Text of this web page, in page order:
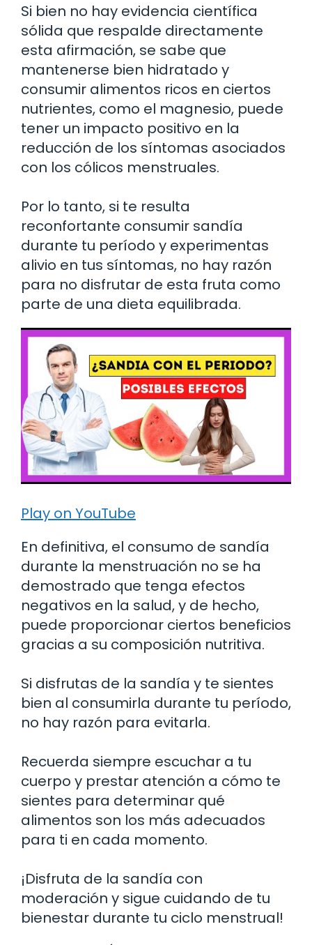
Si bien no hay evidencia científica
sólida que respalde directamente
esta afirmación, se sabe que
mantenerse bien hidratado y
consumir alimentos ricos en ciertos
nutrientes, como el magnesio, puede
tener un impacto positivo en la
reducción de los síntomas asociados
con los cólicos menstruales.
Por lo tanto, si te resulta
reconfortante consumir sandía
durante tu período y experimentas
alivio en tus síntomas, no hay razón
para no disfrutar de esta fruta como
parte de una dieta equilibrada.
Play on YouTube
En definitiva, el consumo de sandía
durante la menstruación no se ha
demostrado que tenga efectos
negativos en la salud, y de hecho,
puede proporcionar ciertos beneficios
gracias a su composición nutritiva.
Si disfrutas de la sandía y te sientes
bien al consumirla durante tu período,
no hay razón para evitarla.
Recuerda siempre escuchar a tu
cuerpo y prestar atención a cómo te
sientes para determinar qué
alimentos son los más adecuados
para ti en cada momento.
¡Disfruta de la sandía con
moderación y sigue cuidando de tu
bienestar durante tu ciclo menstrual!